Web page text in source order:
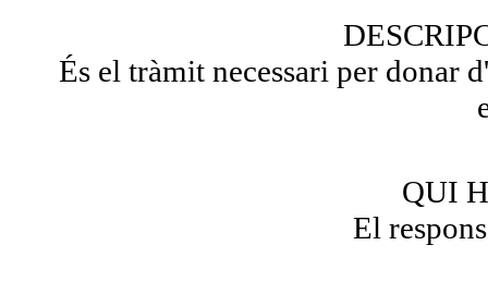
És el tràmit necessari per donar
QUI
El